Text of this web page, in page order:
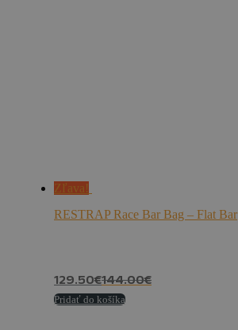
Zľava!
RESTRAP Race Bar Bag – Flat Bar
129.50€144.00€
Pridať do košíka